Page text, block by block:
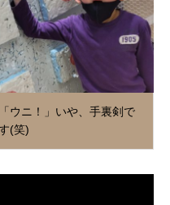
「ウニ！」いや、手裏剣で
(笑)